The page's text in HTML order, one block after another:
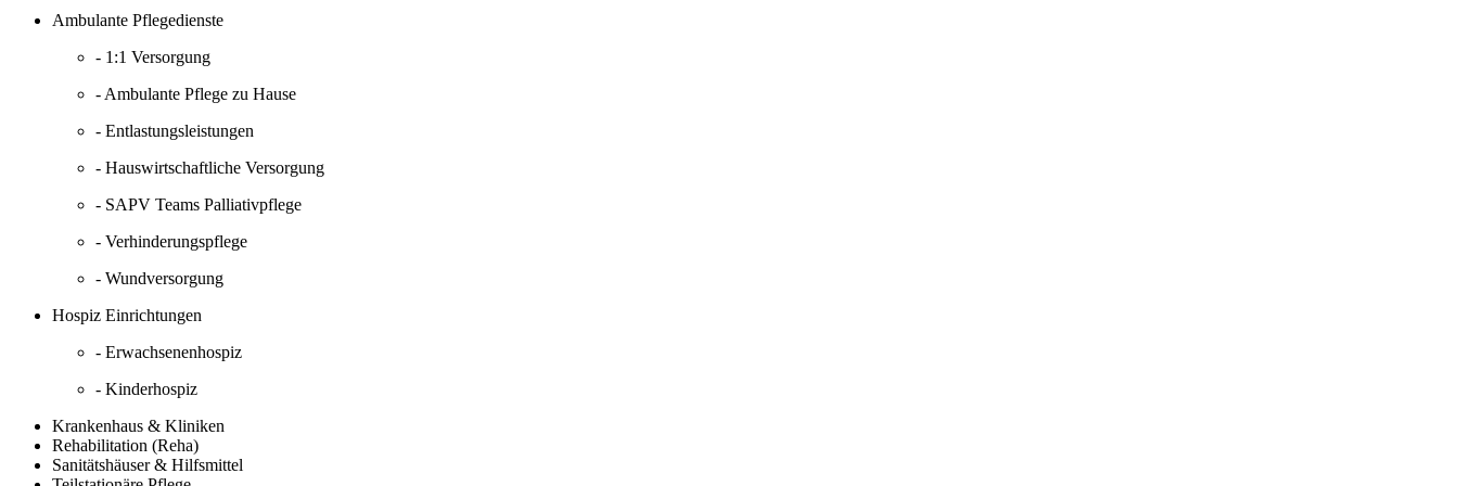
Ambulante Pflegedienste
- 1:1 Versorgung
- Ambulante Pflege zu Hause
- Entlastungsleistungen
- Hauswirtschaftliche Versorgung
- SAPV Teams Palliativpflege
- Verhinderungspflege
- Wundversorgung
Hospiz Einrichtungen
- Erwachsenenhospiz
- Kinderhospiz
Krankenhaus & Kliniken
Rehabilitation (Reha)
Sanitätshäuser & Hilfsmittel